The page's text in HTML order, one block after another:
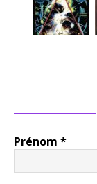
Prénom *